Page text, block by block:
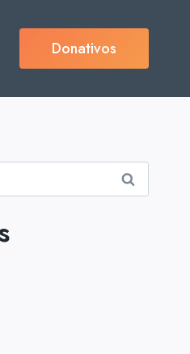
Donativos